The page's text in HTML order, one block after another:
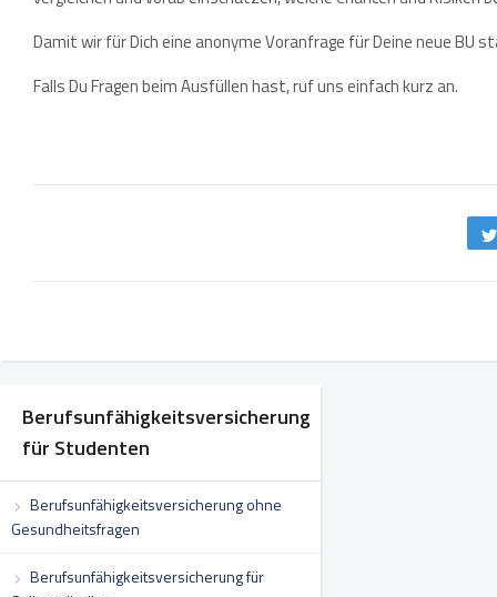
Berufsunfähigkeitsversicherung
für Studenten
Berufsunfähigkeitsversicherung ohne
Gesundheitsfragen
Berufsunfähigkeitsversicherung für
Damit wir für Dich eine anonyme Voranfrage für Deine neue
Falls Du Fragen beim Ausfüllen hast, ruf uns einfach kurz an.